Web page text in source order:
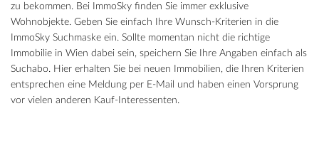
zu bekommen. Bei ImmoSky finden Sie immer exklusive
Wohnobjekte. Geben Sie einfach Ihre Wunsch-Kriterien in die
ImmoSky Suchmaske ein. Sollte momentan nicht die richtige
Immobilie in Wien dabei sein, speichern Sie Ihre Angaben einfach als
Suchabo. Hier erhalten Sie bei neuen Immobilien, die Ihren Kriterien
entsprechen eine Meldung per E-Mail und haben einen Vorsprung
vor vielen anderen Kauf-Interessenten.